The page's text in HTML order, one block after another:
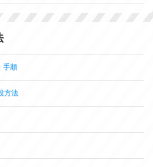
手順
方法